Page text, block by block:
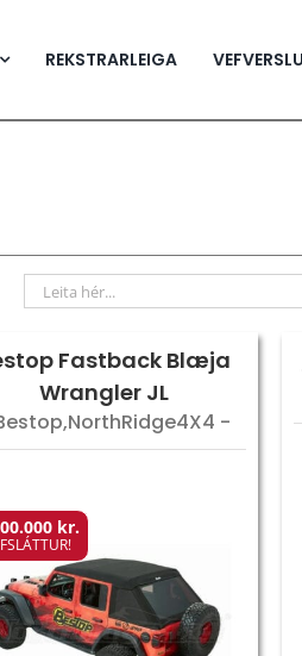
REKSTRARLEIGA
Fastback Blæja
Wrangler JL
-
kr.